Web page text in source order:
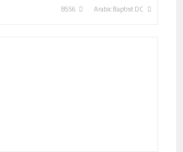
Arabic Baptist DC
8556